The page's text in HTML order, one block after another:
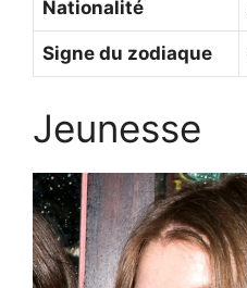
Nationalité
Signe du zodiaque
Jeunesse